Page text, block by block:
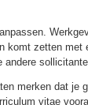
komt zetten met
andere
merken dat je
vitae